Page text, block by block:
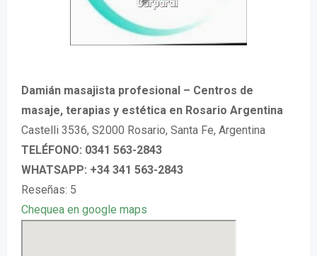
Damián masajista profesional – Centros de
masaje, terapias y estética en Rosario Argentina
Castelli 3536, S2000 Rosario, Santa Fe, Argentina
TELÉFONO: 0341 563-2843
WHATSAPP: +34 341 563-2843
Reseñas: 5
Chequea en google maps